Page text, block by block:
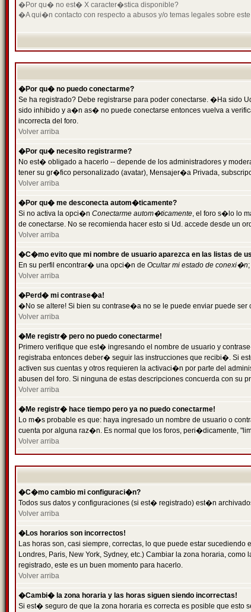
�Por qu� no est� X caracter�stica disponible?
�A qui�n contacto con respecto a abusos y/o temas legales sobre
�Por qu� no puedo conectarme?
Se ha registrado? Debe registrarse para poder conectarse. �Ha sido
sido inhibido y a�n as� no puede conectarse entonces vuelva a
incorrecta del foro.
Volver arriba
�Por qu� necesito registrarme?
No est� obligado a hacerlo -- depende de los administradores y
tener su gr�fico personalizado (avatar), Mensajer�a Privada,
Volver arriba
�Por qu� me desconecta autom�ticamente?
Si no activa la opci�n Conectarme autom�ticamente, el foro s�lo lo
de conectarse. No se recomienda hacer esto si Ud. accede desde un
Volver arriba
�C�mo evito que mi nombre de usuario aparezca en las listas de
En su perfil encontrar� una opci�n de Ocultar mi estado de conexi�n
Volver arriba
�Perd� mi contrase�a!
�No se altere! Si bien su contrase�a no se le puede enviar puede ser
Volver arriba
�Me registr� pero no puedo conectarme!
Primero verifique que est� ingresando el nombre de usuario y
registraba entonces deber� seguir las instrucciones que recibi�. Si
activen sus cuentas y otros requieren la activaci�n por parte del
abusen del foro. Si ninguna de estas descripciones concuerda con su
Volver arriba
�Me registr� hace tiempo pero ya no puedo conectarme!
Lo m�s probable es que: haya ingresado un nombre de usuario o
cuenta por alguna raz�n. Es normal que los foros, peri�dicamente,
Volver arriba
�C�mo cambio mi configuraci�n?
Todos sus datos y configuraciones (si est� registrado) est�n
Volver arriba
�Los horarios son incorrectos!
Las horas son, casi siempre, correctas, lo que puede estar
Londres, Paris, New York, Sydney, etc.) Cambiar la zona horaria,
registrado, este es un buen momento para hacerlo.
Volver arriba
�Cambi� la zona horaria y las horas siguen siendo incorrectas!
Si est� seguro de que la zona horaria es correcta es posible que esto